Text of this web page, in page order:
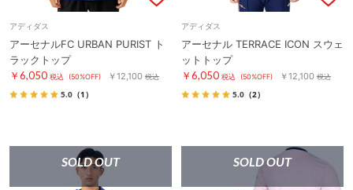
アディダス
アーセナルFC URBAN PURIST ト
ラックトップ
￥6,050 税込 (50%OFF) ￥12,100 税込
5.0 （1）
アディダス
アーセナル TERRACE ICON スウェ
ットトップ
￥6,050 税込 (50%OFF) ￥12,100 税込
5.0 （2）
SOLD OUT SOLD OUT